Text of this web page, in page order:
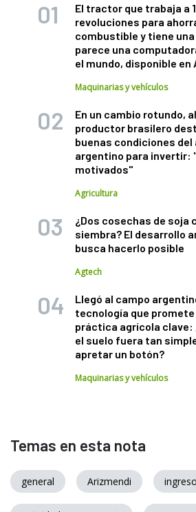
El tractor que trabaja a
revoluciones para
combustible y tiene
parece una
el mundo, disponible en
Maquinarias y vehículos
En un cambio rotundo,
productor brasilero
buenas condiciones del
argentino para invertir:
motivados"
Agricultura
¿Dos cosechas de soja
siembra? El desarrollo
busca hacerlo posible
Agtech
Llegó al campo
tecnología que
práctica agrícola clave:
el suelo fuera tan
apretar un botón?
Maquinarias y vehículos
Temas en esta nota
general Arizmendi